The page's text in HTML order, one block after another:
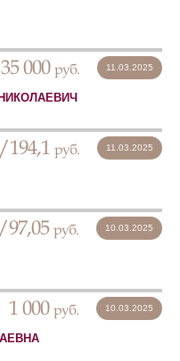
35 000 руб. 11.03.2025
194,1 руб. 11.03.2025
97,05 руб. 10.03.2025
1 000 руб. 10.03.2025